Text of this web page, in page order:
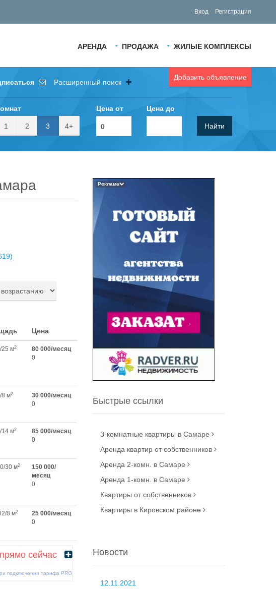
Вход Регистрация
АРЕНДА ПРОДАЖА ЖИЛЫЕ КОМПЛЕКСЫ
Добавить объявление
Расширенный поиск
1 2 3 4+
Цена от Цена до
Найти
Цена
25 м2
80 000/месяц
0
8 м2
30 000/месяц
0
14 м2
85 000/месяц
0
30 м2
150 000/
месяц
0
8 м2
25 000/месяц
0
сейчас
подключении тарифа PRO
Реклама
Быстрые ссылки
3-комнатные квартиры в Самаре
Аренда квартир от собственников
Аренда 2-комн. в Самаре
Аренда 1-комн. в Самаре
Квартиры от собственников
Квартиры в Кировском районе
Новости
12.11.2021